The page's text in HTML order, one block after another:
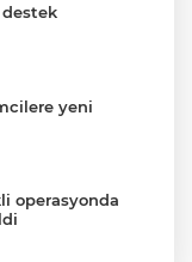
destek
yeni
operasyonda